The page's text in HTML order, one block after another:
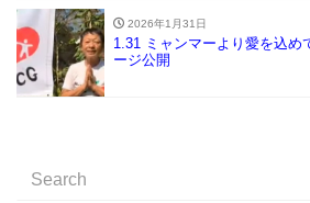
2026年1月31日
1.31 ミャンマーより愛を込め
ージ公開